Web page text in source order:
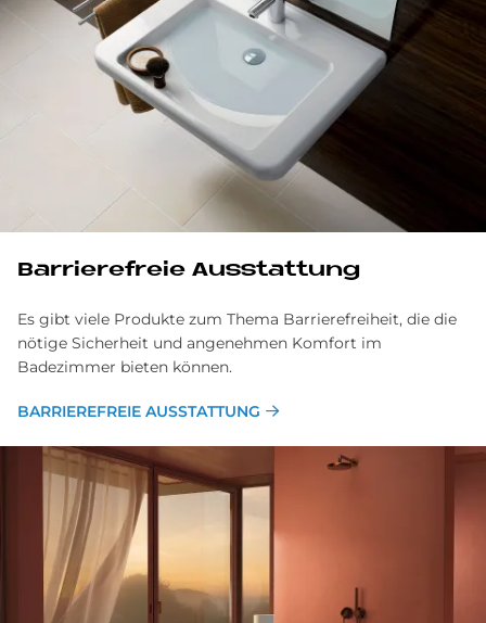
Barrierefreie Ausstattung
Es gibt viele Produkte zum Thema Barrierefreiheit, die die
nötige Sicherheit und angenehmen Komfort im
Badezimmer bieten können.
BARRIEREFREIE AUSSTATTUNG